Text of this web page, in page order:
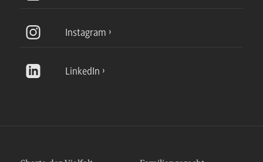
Instagram
LinkedIn